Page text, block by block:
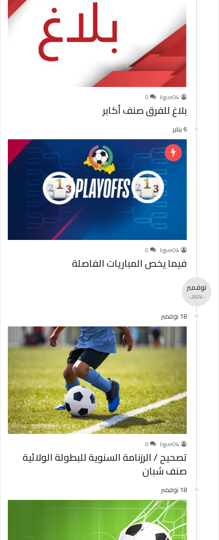
ligue04
0
بلاغ للفرق صنف أكابر
6 يناير
ligue04
0
فيما يخص المباريات الفاصلة
نوفمبر
- 2024 -
18 نوفمبر
ligue04
0
تصحيح / الرزنامة السنوية للبطولة الولائية
صنف شبان
18 نوفمبر